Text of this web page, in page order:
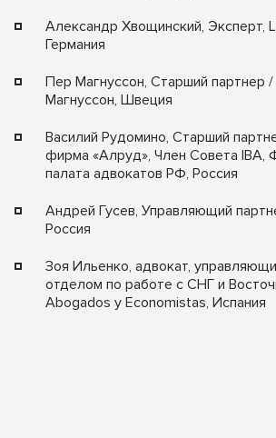
Александр Хвощинский, Эксперт,
Германия
Пер Магнуссон, Старший партнер /
Магнуссон, Швеция
Василий Рудомино, Старший
фирма «Алруд», Член Совета IBA,
палата адвокатов РФ, Россия
Андрей Гусев, Управляющий
Россия
Зоя Ильенко, адвокат,
отделом по работе с СНГ и
Abogados y Economistas, Испания